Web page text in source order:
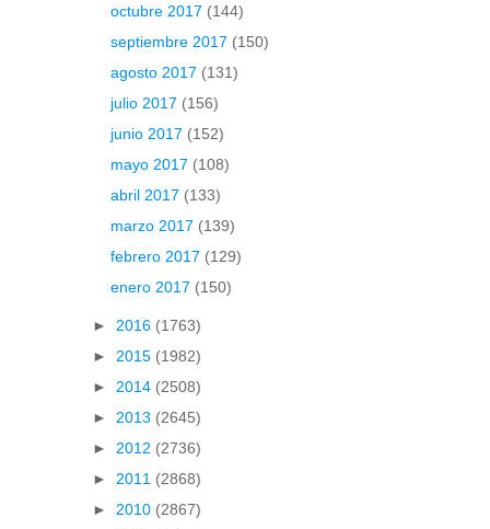
octubre 2017 (144)
septiembre 2017 (150)
agosto 2017 (131)
julio 2017 (156)
junio 2017 (152)
mayo 2017 (108)
abril 2017 (133)
marzo 2017 (139)
febrero 2017 (129)
enero 2017 (150)
► 2016 (1763)
► 2015 (1982)
► 2014 (2508)
► 2013 (2645)
► 2012 (2736)
► 2011 (2868)
► 2010 (2867)